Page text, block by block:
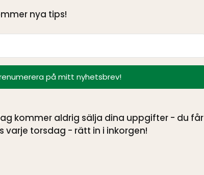
nya tips!
på mitt nyhetsbrev!
kommer aldrig sälja dina uppgifter - du får
varje torsdag - rätt in i inkorgen!